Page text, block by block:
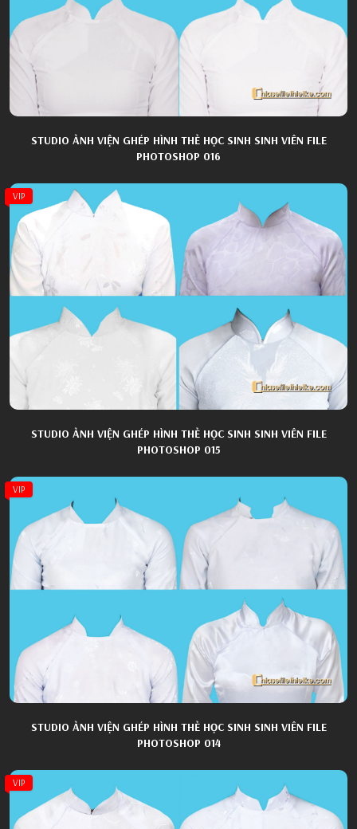
STUDIO ẢNH VIỆN GHÉP HÌNH THẺ HỌC SINH SINH VIÊN FILE
PHOTOSHOP 016
VIP
STUDIO ẢNH VIỆN GHÉP HÌNH THẺ HỌC SINH SINH VIÊN FILE
PHOTOSHOP 015
VIP
STUDIO ẢNH VIỆN GHÉP HÌNH THẺ HỌC SINH SINH VIÊN FILE
PHOTOSHOP 014
VIP